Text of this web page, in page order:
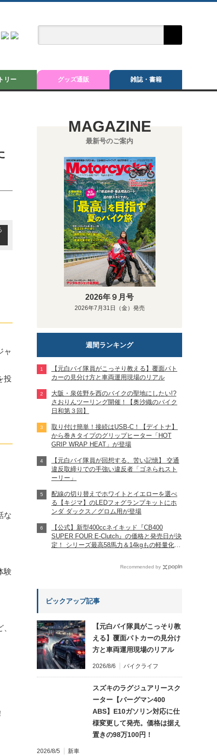
リー グッズ通販 雑誌・書籍
ャ
投
な
験
MAGAZINE
最新号のご案内
2026年９月号
2026年7月31日（金）発売
週間ランキング
【元白バイ隊員がこっそり教える】覆面パト
カーの見分け方と車両運用現場のリアル
大阪・泉佐野を西のバイクの聖地にしたい!?
さおりんツーリング開催！【奥沙織のバイク
日和第３回】
取り付け簡単！接続はUSB-C！【デイトナ】
から巻きタイプのグリップヒーター「HOT
GRIP WRAP HEAT」が登場
【元白バイ隊員が回想する、苦い記憶】 交通
違反取締りでの手強い違反者「ゴネられスト
ーリー」
配線の切り替えでホワイトとイエローを選べ
る【キジマ】のLEDフォグランプキットにホ
ンダ ダックス／グロム用が登場
【公式】新型400ccネイキッド『CB400
SUPER FOUR E-Clutch』の価格と発売日が決
定！ シリーズ最高58馬力＆14kgもの軽量化!?
Recommended by
ピックアップ記事
【元白バイ隊員がこっそり教
える】覆面パトカーの見分け
方と車両運用現場のリアル
2026/8/6 バイクライフ
スズキのラグジュアリースク
ーター【バーグマン400
ABS】E10ガソリン対応に仕
様変更して発売。価格は据え
置きの98万100円！
2026/8/5 新車